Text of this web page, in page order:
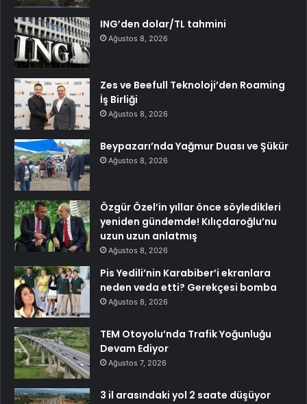
ING’den dolar/TL tahmini
Ağustos 8, 2026
Zes ve Beefull Teknoloji’den Roaming
İş Birliği
Ağustos 8, 2026
Beypazarı’nda Yağmur Duası ve Şükür
Ağustos 8, 2026
Özgür Özel’in yıllar önce söyledikleri
yeniden gündemde! Kılıçdaroğlu’nu
uzun uzun anlatmış
Ağustos 8, 2026
Pis Yedili’nin Karabiber’i ekranlara
neden veda etti? Gerekçesi bomba
Ağustos 8, 2026
TEM Otoyolu’nda Trafik Yoğunluğu
Devam Ediyor
Ağustos 7, 2026
3 il arasındaki yol 2 saate düşüyor